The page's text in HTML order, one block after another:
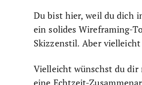
Du bist hier, weil du dich
ein solides Wireframing-
Skizzenstil. Aber
Vielleicht wünschst du
eine Echtzeit-